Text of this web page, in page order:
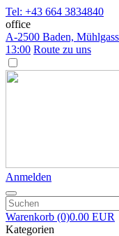
Tel: +43 664 3834840
office
A-2500 Baden,
13:00 Route zu uns
Anmelden
Warenkorb (0)0.00 EUR
Kategorien